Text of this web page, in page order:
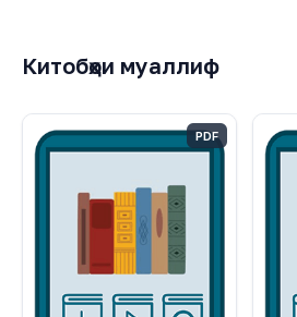
Китобҳои муаллиф
PDF